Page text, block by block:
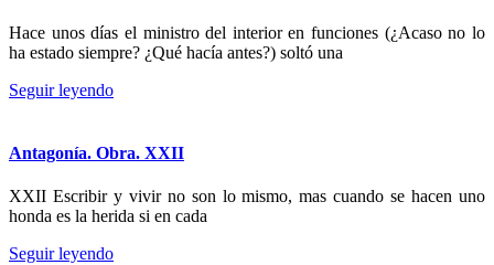
Hace unos días el ministro del interior en funciones (¿Acaso no lo
ha estado siempre? ¿Qué hacía antes?) soltó una
Seguir leyendo
Antagonía. Obra. XXII
XXII Escribir y vivir no son lo mismo, mas cuando se hacen uno
honda es la herida si en cada
Seguir leyendo